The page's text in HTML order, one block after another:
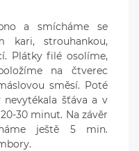
a smícháme se
kari, strouhankou,
Plátky filé osolíme,
na čtverec
směsí. Poté
nevytékala šťáva a v
30 minut. Na závěr
ještě 5 min.